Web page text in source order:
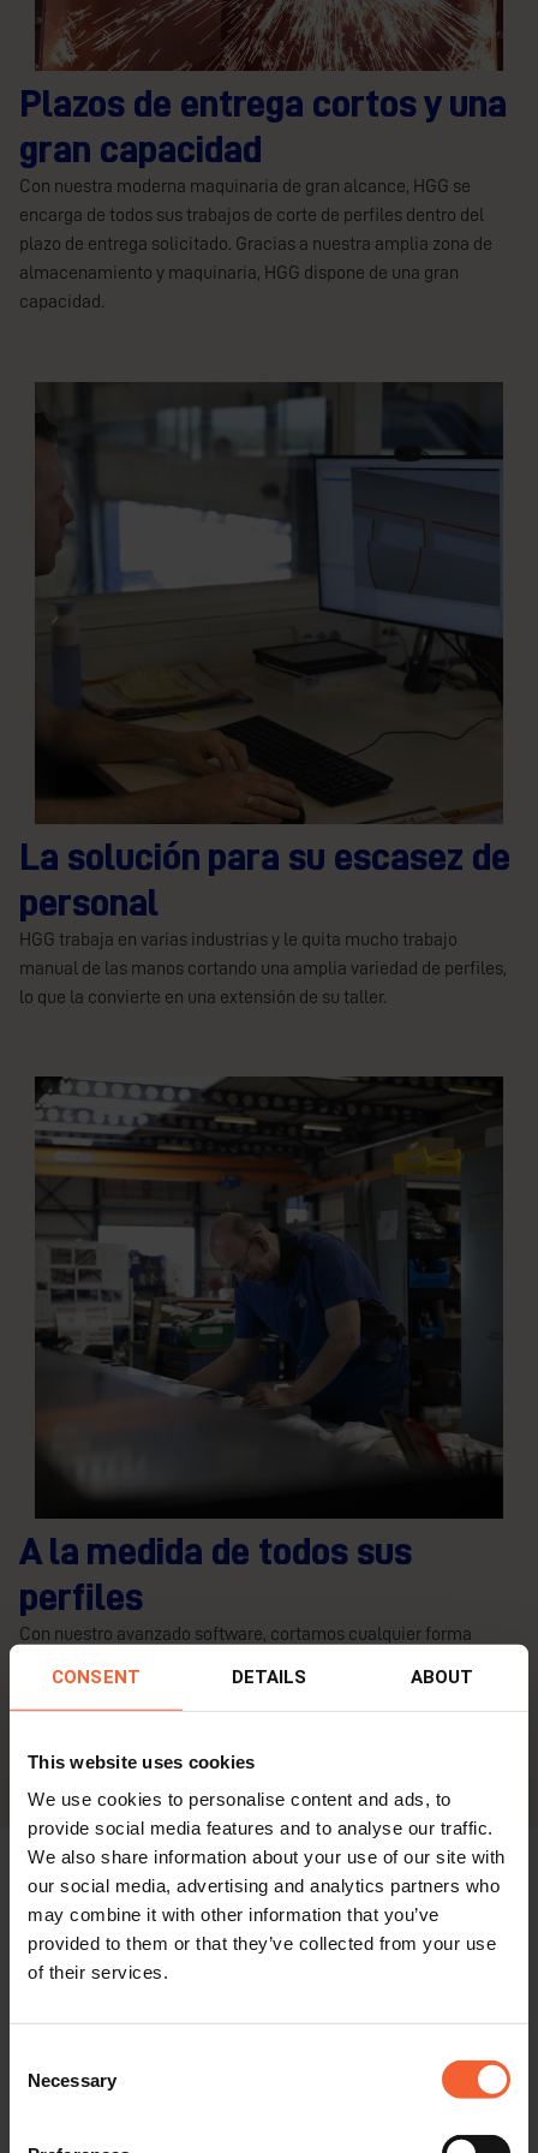
CONSENT DETAILS ABOUT
This website uses cookies
We use cookies to personalise content and ads, to
provide social media features and to analyse our traffic.
We also share information about your use of our site with
our social media, advertising and analytics partners who
may combine it with other information that you’ve
provided to them or that they’ve collected from your use
of their services.
Selection
Necessary
Plazos de entrega cortos y una
gran capacidad
Con nuestra moderna maquinaria de gran alcance, HGG se
encarga de todos sus trabajos de corte de perfiles dentro del
plazo de entrega solicitado. Gracias a nuestra amplia zona de
almacenamiento y maquinaria, HGG dispone de una gran
capacidad.
La solución para su escasez de
personal
HGG trabaja en varias industrias y le quita mucho trabajo
manual de las manos cortando una amplia variedad de perfiles,
lo que la convierte en una extensión de su taller.
A la medida de todos sus
perfiles
Con nuestro avanzado software, cortamos cualquier forma
Nuestro proceso en 4 pasos
Le quitamos el peso de encima con un proceso sencillo y claro
de 4 pasos que garantiza una entrega rápida y cumple las
Contacto